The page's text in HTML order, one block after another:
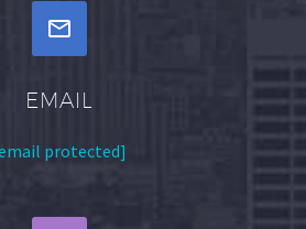


EMAIL
protected]